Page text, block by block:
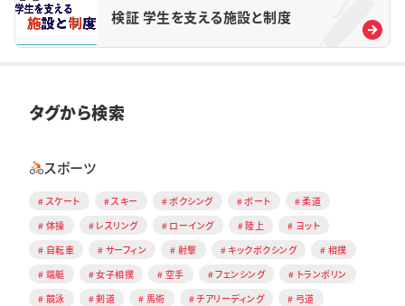
検証 学生を支える施設と制度
タグから検索
スポーツ
スケート スキー ボクシング ボート
柔道
体操
レスリング ローイング 陸上
ヨット
自転車
サーフィン 射撃 キックボクシング
相撲
端艇
女子相撲 空手 フェンシング
トランポリン
競泳
剣道 馬術 チアリーディング
弓道